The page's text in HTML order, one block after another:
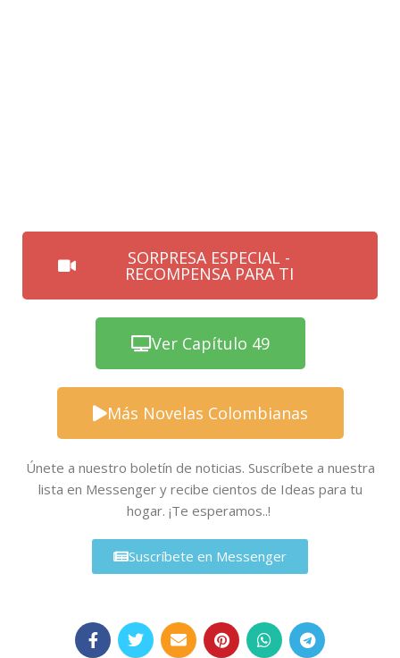
SORPRESA ESPECIAL -
RECOMPENSA PARA TI
Ver Capítulo 49
Más Novelas Colombianas
Únete a nuestro boletín de noticias. Suscríbete a nuestra
lista en Messenger y recibe cientos de Ideas para tu
hogar. ¡Te esperamos..!
Suscríbete en Messenger